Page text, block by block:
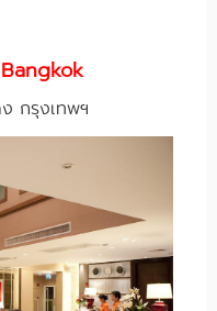
กรุงเทพฯ